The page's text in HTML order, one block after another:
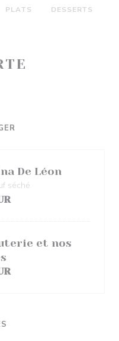
PLATS DESSERTS
De Léon
séché
et nos